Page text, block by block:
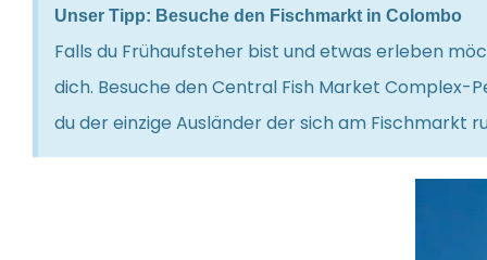
Unser Tipp: Besuche den Fischmarkt in Colombo
Falls du Frühaufsteher bist und etwas erleben
dich. Besuche den Central Fish Market Complex-
du der einzige Ausländer der sich am Fischmarkt